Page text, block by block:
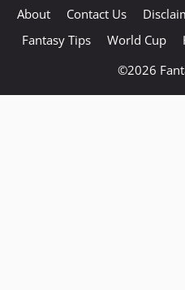
About Contact Us
Fantasy Tips
World Cup
©2026